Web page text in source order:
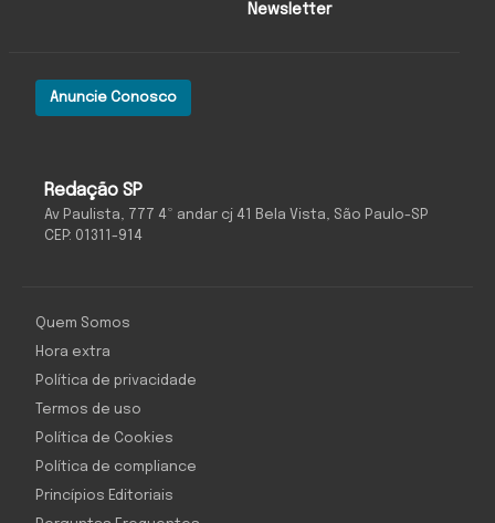
Redação SP
Av Paulista, 777 4º andar cj 41 Bela Vista, São Paulo-SP
CEP: 01311-914
Anuncie Conosco
Newsletter
Quem Somos
Hora extra
Política de privacidade
Termos de uso
Política de Cookies
Política de compliance
Princípios Editoriais